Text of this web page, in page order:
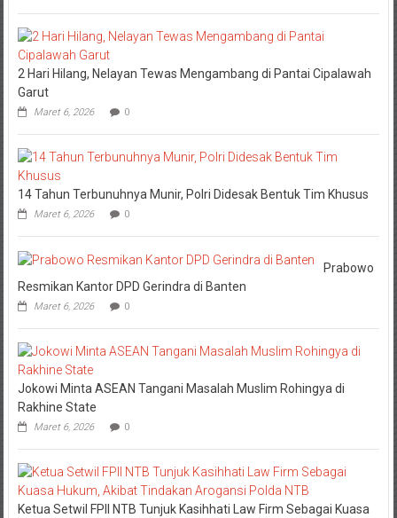
2 Hari Hilang, Nelayan Tewas Mengambang di Pantai Cipalawah
Garut
Maret 6, 2026 0
14 Tahun Terbunuhnya Munir, Polri Didesak Bentuk Tim Khusus
Maret 6, 2026 0
Prabowo
Resmikan Kantor DPD Gerindra di Banten
Maret 6, 2026 0
Jokowi Minta ASEAN Tangani Masalah Muslim Rohingya di
Rakhine State
Maret 6, 2026 0
Ketua Setwil FPII NTB Tunjuk Kasihhati Law Firm Sebagai Kuasa